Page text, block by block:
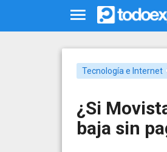
Tecnología e Internet
¿Si
baja sin